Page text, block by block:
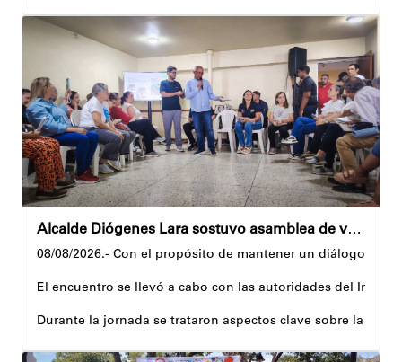
Al respecto, señaló dos espacios permanentes habilitados
Precisamente, el Plan Vacacional Venezuela RÍE 2026
Andyvell Román
Alcalde Diógenes Lara sostuvo asamblea de vecinos con juntas de condominio de Palo Verde
08/08/2026.- Con el propósito de mantener un diálogo
El encuentro se llevó a cabo con las autoridades del
Durante la jornada se trataron aspectos clave sobre la
El alcalde tomó nota de las quejas, sugerencias y